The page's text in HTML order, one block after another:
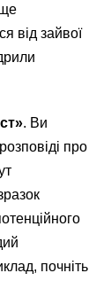
від зайвої
. Ви
про
почніть